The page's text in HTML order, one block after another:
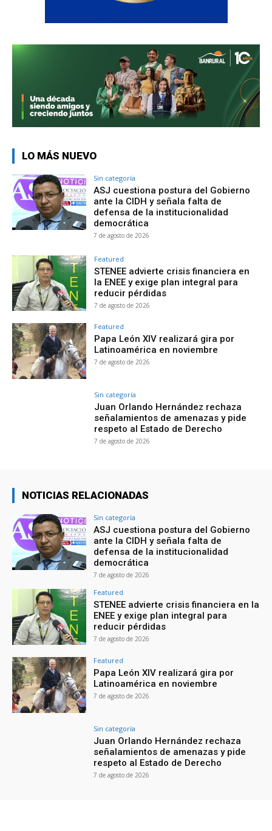
LO MÁS NUEVO
Sin categoría
ASJ cuestiona postura del Gobierno
ante la CIDH y señala falta de
defensa de la institucionalidad
democrática
7 de agosto de 2026
Featured
STENEE advierte crisis financiera en
la ENEE y exige plan integral para
reducir pérdidas
7 de agosto de 2026
Featured
Papa León XIV realizará gira por
Latinoamérica en noviembre
7 de agosto de 2026
Sin categoría
Juan Orlando Hernández rechaza
señalamientos de amenazas y pide
respeto al Estado de Derecho
7 de agosto de 2026
NOTICIAS RELACIONADAS
Sin categoría
ASJ cuestiona postura del Gobierno
ante la CIDH y señala falta de
defensa de la institucionalidad
democrática
7 de agosto de 2026
Featured
STENEE advierte crisis financiera en la
ENEE y exige plan integral para
reducir pérdidas
7 de agosto de 2026
Featured
Papa León XIV realizará gira por
Latinoamérica en noviembre
7 de agosto de 2026
Sin categoría
Juan Orlando Hernández rechaza
señalamientos de amenazas y pide
respeto al Estado de Derecho
7 de agosto de 2026